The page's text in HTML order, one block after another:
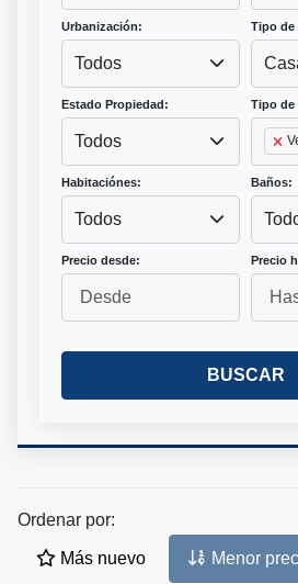
Urbanización:
Todos
Tipo de
Estado Propiedad:
Todos
Tipo de
Habitaciónes:
Todos
Baños:
Precio desde: Precio
BUSCAR
Ordenar por:
Más nuevo Menor